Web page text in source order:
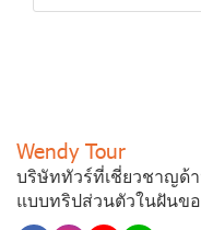
Wendy Tour
บริษัททัวร์ที่เชี่ยวชาญด้
แบบทริปส่วนตัวในฝันข